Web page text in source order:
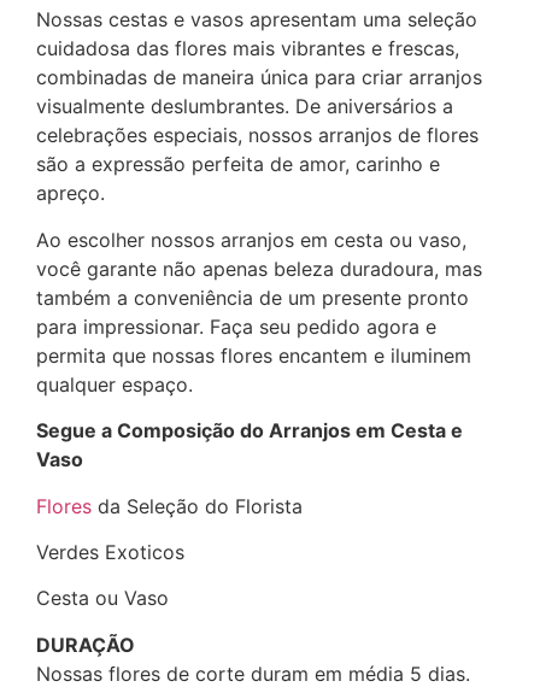
Nossas cestas e vasos apresentam uma seleção
cuidadosa das flores mais vibrantes e frescas,
combinadas de maneira única para criar arranjos
visualmente deslumbrantes. De aniversários a
celebrações especiais, nossos arranjos de flores
são a expressão perfeita de amor, carinho e
apreço.
Ao escolher nossos arranjos em cesta ou vaso,
você garante não apenas beleza duradoura, mas
também a conveniência de um presente pronto
para impressionar. Faça seu pedido agora e
permita que nossas flores encantem e iluminem
qualquer espaço.
Segue a Composição do Arranjos em Cesta e
Vaso
Flores da Seleção do Florista
Verdes Exoticos
Cesta ou Vaso
DURAÇÃO
Nossas flores de corte duram em média 5 dias.